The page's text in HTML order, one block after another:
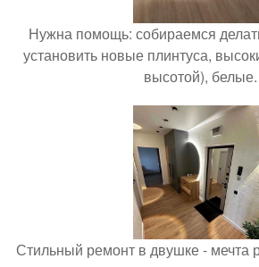
Нужна помощь: собираемся
установить новые плинтуса,
высотой), белые.
Стильный ремонт в двушке - мечта